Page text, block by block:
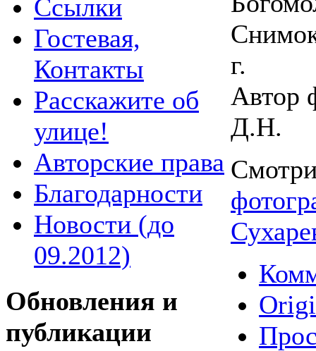
Ссылки
Гостевая,
Контакты
Расскажите об
улице!
Авторские права
Благодарности
Новости (до
09.2012)
Обновления и
публикации
г.
Автор
Д.Н.